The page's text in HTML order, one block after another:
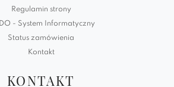
Regulamin strony
- System Informatyczny
Status zamówienia
Kontakt
KONTAKT